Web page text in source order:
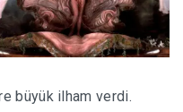
büyük ilham verdi.